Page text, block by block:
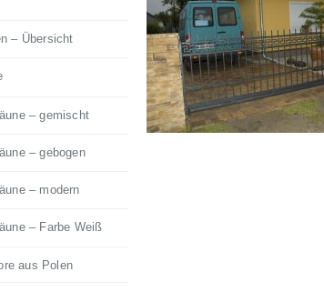
– Übersicht
– gemischt
– gebogen
– modern
– Farbe Weiß
aus Polen